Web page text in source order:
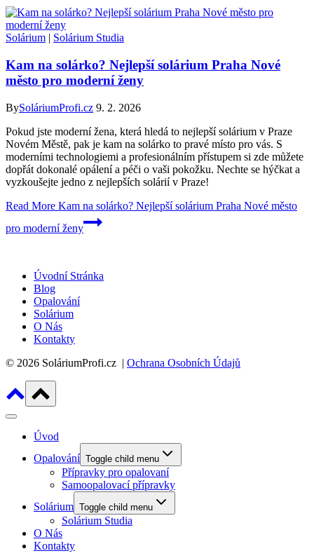
Solárium | Solárium Studia
Kam na solárko? Nejlepší solárium Praha Nové
město pro moderní ženy
BySoláriumProfi.cz 9. 2. 2026
Pokud jste moderní žena, která hledá to nejlepší solárium v Praze
Novém Městě, pak je kam na solárko to pravé místo pro vás. S
moderními technologiemi a profesionálním přístupem si zde můžete
dopřát dokonalé opálení a péči o vaši pokožku. Nechte se hýčkat a
vyzkoušejte jedno z nejlepších solárií v Praze!
Read More Kam na solárko? Nejlepší solárium Praha Nové město
pro moderní ženy
Úvodní Stránka
Blog
Opalování
Solárium
O Nás
Kontakty
© 2026 SoláriumProfi.cz | Ochrana Osobních Údajů
Úvod
Opalování Toggle child menu
Přípravky pro opalovaní
Samoopalovací přípravky
Solárium Toggle child menu
Solárium Studia
O Nás
Kontakty